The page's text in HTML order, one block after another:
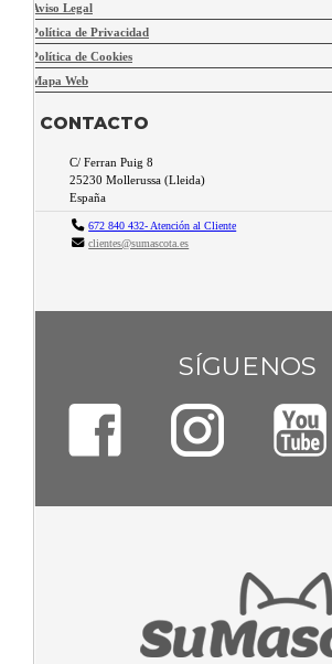
Aviso Legal
Política de Privacidad
Política de Cookies
Mapa Web
CONTACTO
C/ Ferran Puig 8
25230 Mollerussa (Lleida)
España
672 840 432- Atención al Cliente
clientes@sumascota.es
SÍGUENOS